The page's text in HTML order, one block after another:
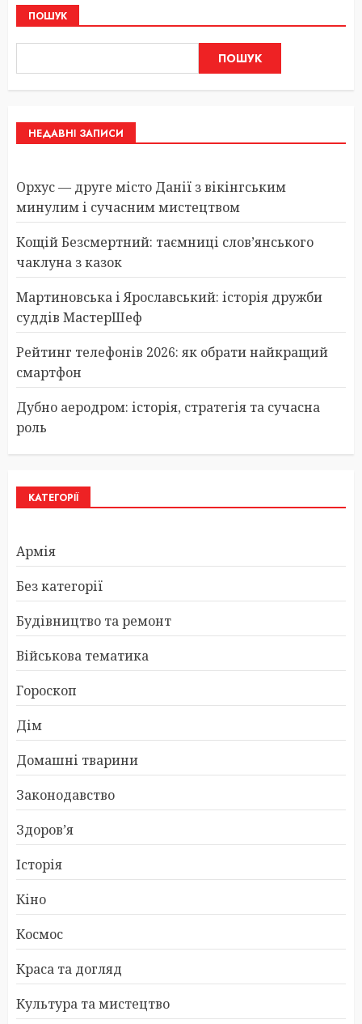
ПОШУК
ПОШУК
НЕДАВНІ ЗАПИСИ
Орхус — друге місто Данії з вікінгським
минулим і сучасним мистецтвом
Кощій Безсмертний: таємниці слов’янського
чаклуна з казок
Мартиновська і Ярославський: історія дружби
суддів МастерШеф
Рейтинг телефонів 2026: як обрати найкращий
смартфон
Дубно аеродром: історія, стратегія та сучасна
роль
КАТЕГОРІЇ
Армія
Без категорії
Будівництво та ремонт
Військова тематика
Гороскоп
Дім
Домашні тварини
Законодавство
Здоров’я
Історія
Кіно
Космос
Краса та догляд
Культура та мистецтво